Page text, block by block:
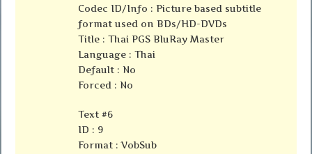
Codec ID/Info : Picture based subtitle
format used on BDs/HD-DVDs
Title : Thai PGS BluRay Master
Language : Thai
Default : No
Forced : No
Text #6
ID : 9
Format : VobSub